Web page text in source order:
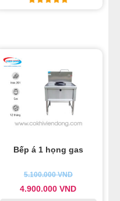
Bếp á 1 họng gas
5.100.000VND
4.900.000VND